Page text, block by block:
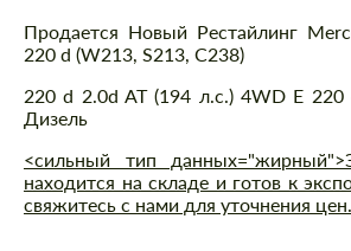
Описание
Продается Новый Рестайлинг
220 d (W213, S213, C238)
220 d 2.0d AT (194 л.с.) 4WD E
Дизель
<сильный тип
находится на складе и готов к
свяжитесь с нами для уточнения цен.